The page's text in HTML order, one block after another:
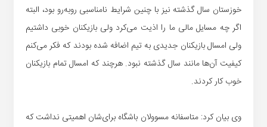
خوزستان سال گذشته نیز با چنین شرایط نامناسبی روبه‌رو بود، البته
اگر چه مسایل مالی ما را اذیت می‌کرد ولی بازیکنان خوبی داشتیم
ولی امسال بازیکنان جدیدی به تیم اضافه شده بودند که فکر می‌کنم
کیفیت آن‌ها مانند سال گذشته نبود. هرچند که امسال تمام بازیکنان
خوب کار کردند.
وی بیان کرد: متاسفانه مسوولان باشگاه برای‌شان اهمیتی نداشت که